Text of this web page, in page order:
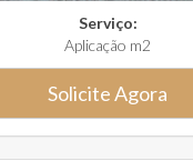
Serviço:
Aplicação m2
Solicite Agora